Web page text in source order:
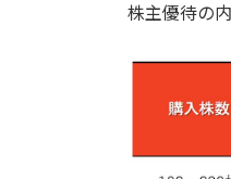
株主優待の